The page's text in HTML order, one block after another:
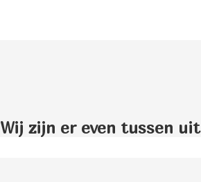
Wij zijn er even tussen uit